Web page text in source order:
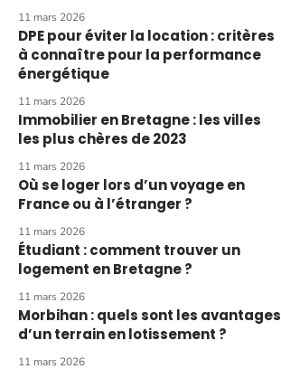
11 mars 2026
DPE pour éviter la location : critères
à connaître pour la performance
énergétique
11 mars 2026
Immobilier en Bretagne : les villes
les plus chères de 2023
11 mars 2026
Où se loger lors d’un voyage en
France ou à l’étranger ?
11 mars 2026
Étudiant : comment trouver un
logement en Bretagne ?
11 mars 2026
Morbihan : quels sont les avantages
d’un terrain en lotissement ?
11 mars 2026